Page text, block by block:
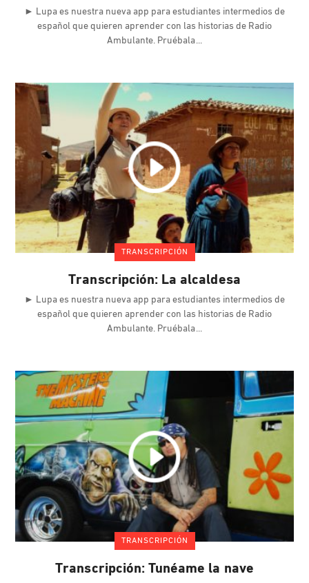
► Lupa es nuestra nueva app para estudiantes intermedios de
español que quieren aprender con las historias de Radio
Ambulante. Pruébala
TRANSCRIPCIÓN
Transcripción: La alcaldesa
► Lupa es nuestra nueva app para estudiantes intermedios de
español que quieren aprender con las historias de Radio
Ambulante. Pruébala
TRANSCRIPCIÓN
Transcripción: Tunéame la nave